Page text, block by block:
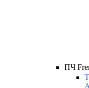
ПЧ